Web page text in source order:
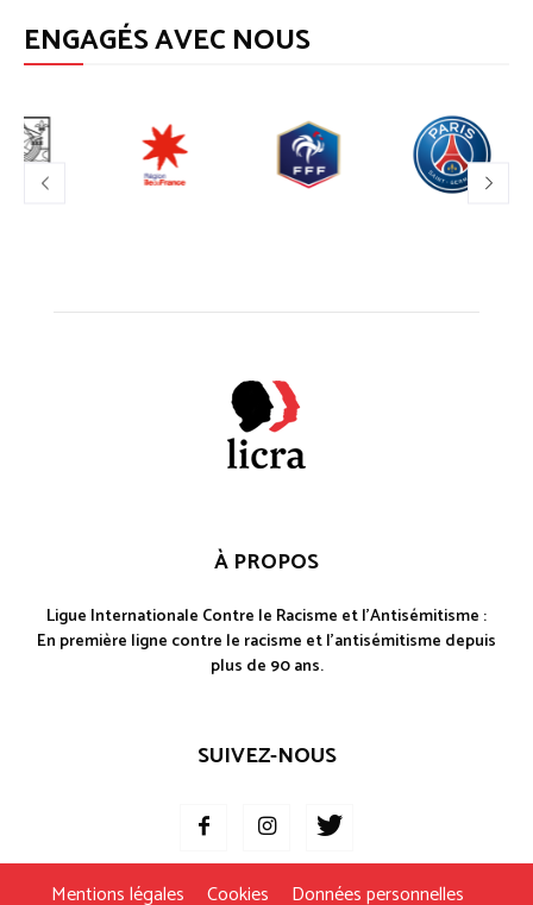
ENGAGÉS AVEC NOUS
À PROPOS
Ligue Internationale Contre le Racisme et l'Antisémitisme :
En première ligne contre le racisme et l'antisémitisme depuis
plus de 90 ans.
SUIVEZ-NOUS
Mentions légales Cookies Données personnelles